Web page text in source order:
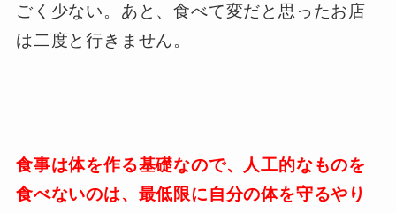
ごく少ない。あと、食べて変だと思ったお店
は二度と行きません。
食事は体を作る基礎なので、人工的なものを
食べないのは、最低限に自分の体を守るやり